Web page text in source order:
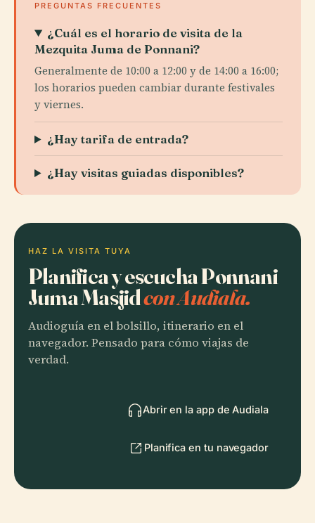
PREGUNTAS FRECUENTES
¿Cuál es el horario de visita de la
Mezquita Juma de Ponnani?
Generalmente de 10:00 a 12:00 y de 14:00 a 16:00;
los horarios pueden cambiar durante festivales
y viernes.
¿Hay tarifa de entrada?
¿Hay visitas guiadas disponibles?
HAZ LA VISITA TUYA
Planifica y escucha Ponnani
Juma Masjidcon Audiala.
Audioguía en el bolsillo, itinerario en el
navegador. Pensado para cómo viajas de
verdad.
Abrir en la app de Audiala
Planifica en tu navegador